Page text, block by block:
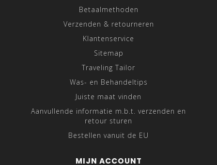
Betaalmethoden
Verzenden & retourneren
Klantenservice
Sitemap
Traveling Tailor
Was- en Behandeltips
Juiste maat vinden
Aanvullende informatie m.b.t. verzenden en
retour sturen
Bestellen vanuit de EU
MIJN ACCOUNT